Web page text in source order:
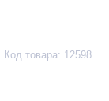
Код товара: 12598